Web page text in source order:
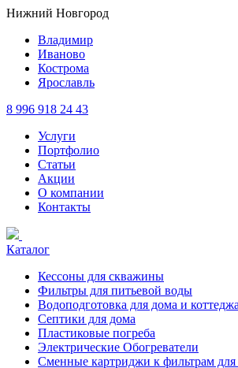
Нижний Новгород
Владимир
Иваново
Кострома
Ярославль
8 996 918 24 43
Услуги
Портфолио
Статьи
Акции
О компании
Контакты
Каталог
Кессоны для скважины
Фильтры для питьевой воды
Водоподготовка для дома и коттеджа
Септики для дома
Пластиковые погреба
Электрические Обогреватели
Сменные картриджи к фильтрам